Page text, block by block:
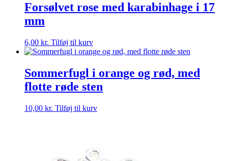
Forsølvet rose med karabinhage i 17
mm
6,00 kr. Tilføj til kurv
Sommerfugl i orange og rød, med
flotte røde sten
10,00 kr. Tilføj til kurv